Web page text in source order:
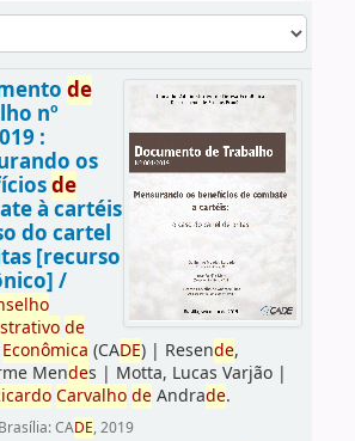
de
nº
:
os
de
à cartéis
do cartel
[recurso
/
de
Econômica (CADE)| Resende,
Mendes | Motta, Lucas Varjão|
Carvalho deAndrade.
Brasília: CADE, 2019